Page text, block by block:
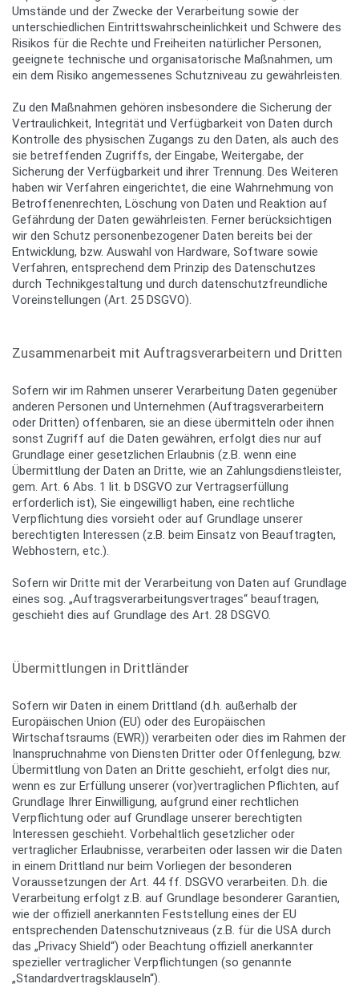
Umstände und der Zwecke der Verarbeitung sowie der
unterschiedlichen Eintrittswahrscheinlichkeit und Schwere des
Risikos für die Rechte und Freiheiten natürlicher Personen,
geeignete technische und organisatorische Maßnahmen, um
ein dem Risiko angemessenes Schutzniveau zu gewährleisten.
Zu den Maßnahmen gehören insbesondere die Sicherung der
Vertraulichkeit, Integrität und Verfügbarkeit von Daten durch
Kontrolle des physischen Zugangs zu den Daten, als auch des
sie betreffenden Zugriffs, der Eingabe, Weitergabe, der
Sicherung der Verfügbarkeit und ihrer Trennung. Des Weiteren
haben wir Verfahren eingerichtet, die eine Wahrnehmung von
Betroffenenrechten, Löschung von Daten und Reaktion auf
Gefährdung der Daten gewährleisten. Ferner berücksichtigen
wir den Schutz personenbezogener Daten bereits bei der
Entwicklung, bzw. Auswahl von Hardware, Software sowie
Verfahren, entsprechend dem Prinzip des Datenschutzes
durch Technikgestaltung und durch datenschutzfreundliche
Voreinstellungen (Art. 25 DSGVO).
Zusammenarbeit mit Auftragsverarbeitern und Dritten
Sofern wir im Rahmen unserer Verarbeitung Daten gegenüber
anderen Personen und Unternehmen (Auftragsverarbeitern
oder Dritten) offenbaren, sie an diese übermitteln oder ihnen
sonst Zugriff auf die Daten gewähren, erfolgt dies nur auf
Grundlage einer gesetzlichen Erlaubnis (z.B. wenn eine
Übermittlung der Daten an Dritte, wie an Zahlungsdienstleister,
gem. Art. 6 Abs. 1 lit. b DSGVO zur Vertragserfüllung
erforderlich ist), Sie eingewilligt haben, eine rechtliche
Verpflichtung dies vorsieht oder auf Grundlage unserer
berechtigten Interessen (z.B. beim Einsatz von Beauftragten,
Webhostern, etc.).
Sofern wir Dritte mit der Verarbeitung von Daten auf Grundlage
eines sog. „Auftragsverarbeitungsvertrages“ beauftragen,
geschieht dies auf Grundlage des Art. 28 DSGVO.
Übermittlungen in Drittländer
Sofern wir Daten in einem Drittland (d.h. außerhalb der
Europäischen Union (EU) oder des Europäischen
Wirtschaftsraums (EWR)) verarbeiten oder dies im Rahmen der
Inanspruchnahme von Diensten Dritter oder Offenlegung, bzw.
Übermittlung von Daten an Dritte geschieht, erfolgt dies nur,
wenn es zur Erfüllung unserer (vor)vertraglichen Pflichten, auf
Grundlage Ihrer Einwilligung, aufgrund einer rechtlichen
Verpflichtung oder auf Grundlage unserer berechtigten
Interessen geschieht. Vorbehaltlich gesetzlicher oder
vertraglicher Erlaubnisse, verarbeiten oder lassen wir die Daten
in einem Drittland nur beim Vorliegen der besonderen
Voraussetzungen der Art. 44 ff. DSGVO verarbeiten. D.h. die
Verarbeitung erfolgt z.B. auf Grundlage besonderer Garantien,
wie der offiziell anerkannten Feststellung eines der EU
entsprechenden Datenschutzniveaus (z.B. für die USA durch
das „Privacy Shield“) oder Beachtung offiziell anerkannter
spezieller vertraglicher Verpflichtungen (so genannte
„Standardvertragsklauseln“).